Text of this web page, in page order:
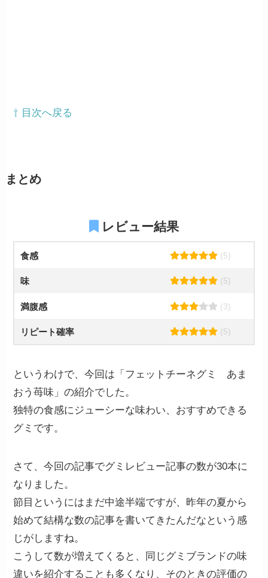
⇧ 目次へ戻る
まとめ
レビュー結果
食感 (5)
味 (5)
満腹感 (3)
リピート確率 (5)
というわけで、今回は「フェットチーネグミ あま
おう苺味」の紹介でした。
独特の食感にジューシーな味わい、おすすめできる
グミです。
さて、今回の記事でグミレビュー記事の数が30本に
なりました。
節目というにはまだ中途半端ですが、昨年の夏から
始めて結構な数の記事を書いてきたんだなという感
じがしますね。
こうして数が増えてくると、同じグミブランドの味
違いを紹介することも多くなり、そのときの評価の